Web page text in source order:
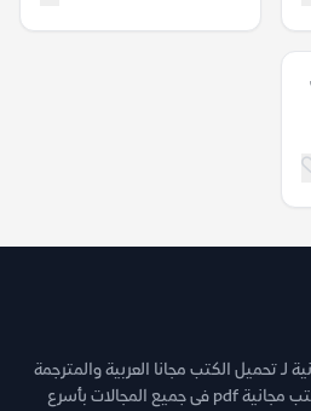
تحميل الكتب مجانا العربية والمترجمة
والروايات والقصص وغيرها من كتب مجانية pdf فى جميع المجالات بأسرع